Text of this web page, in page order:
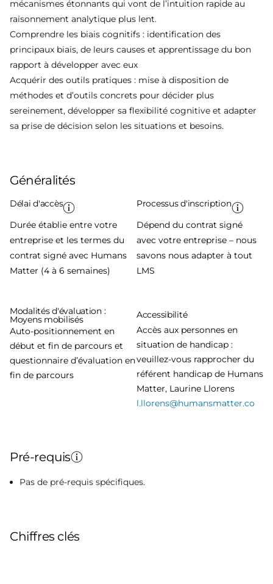
mécanismes étonnants qui vont de l’intuition rapide au
raisonnement analytique plus lent.
Comprendre les biais cognitifs : identification des
principaux biais, de leurs causes et apprentissage du bon
rapport à développer avec eux
Acquérir des outils pratiques : mise à disposition de
méthodes et d’outils concrets pour décider plus
sereinement, développer sa flexibilité cognitive et adapter
sa prise de décision selon les situations et besoins.
Généralités
Délai d'accès
Durée établie entre votre
entreprise et les termes du
contrat signé avec Humans
Matter (4 à 6 semaines)
Processus d'inscription
Dépend du contrat signé
avec votre entreprise – nous
savons nous adapter à tout
LMS
Modalités d'évaluation :
Moyens mobilisés
Auto-positionnement en
début et fin de parcours et
questionnaire d’évaluation en
fin de parcours
Accessibilité
Accès aux personnes en
situation de handicap :
veuillez-vous rapprocher du
référent handicap de Humans
Matter, Laurine Llorens
l.llorens@humansmatter.co
Pré-requis
Pas de pré-requis spécifiques.
Chiffres clés